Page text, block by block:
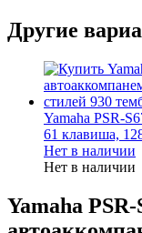
Другие
Yamaha PSR-
61 клавиша,
Нет в наличии
Нет в наличии
Yamaha PSR-